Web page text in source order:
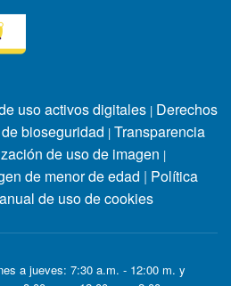
uso activos digitales | Derechos
bioseguridad | Transparencia
de uso de imagen |
de menor de edad | Política
de uso de cookies
a jueves: 7:30 a.m. - 12:00 m. y